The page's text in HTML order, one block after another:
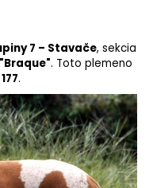
7 – Stavače, sekcia
. Toto plemeno
.